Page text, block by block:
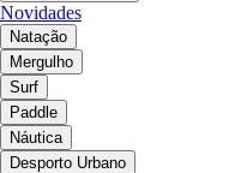
Novidades
Natação
Mergulho
Surf
Paddle
Náutica
Desporto Urbano